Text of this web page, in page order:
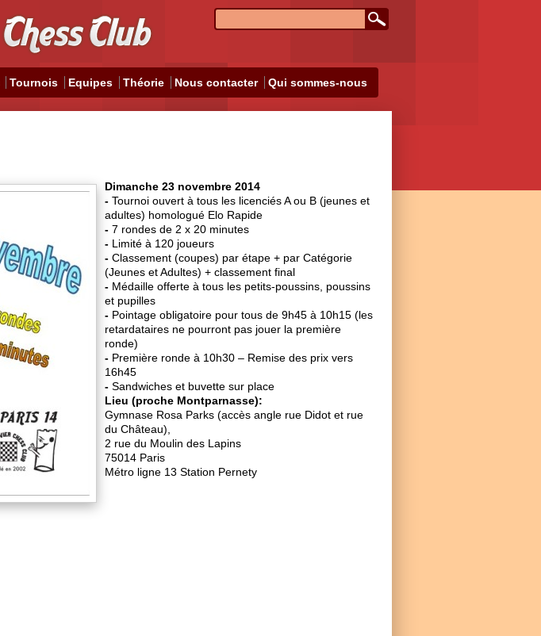
Tournois Equipes Théorie Nous contacter Qui sommes-nous
Dimanche 23 novembre 2014
- Tournoi ouvert à tous les licenciés A ou B (jeunes et
adultes) homologué Elo Rapide
- 7 rondes de 2 x 20 minutes
- Limité à 120 joueurs
- Classement (coupes) par étape + par Catégorie
(Jeunes et Adultes) + classement final
- Médaille offerte à tous les petits-poussins, poussins
et pupilles
- Pointage obligatoire pour tous de 9h45 à 10h15 (les
retardataires ne pourront pas jouer la première
ronde)
- Première ronde à 10h30 – Remise des prix vers
16h45
- Sandwiches et buvette sur place
Lieu (proche Montparnasse):
Gymnase Rosa Parks (accès angle rue Didot et rue
du Château),
2 rue du Moulin des Lapins
75014 Paris
Métro ligne 13 Station Pernety